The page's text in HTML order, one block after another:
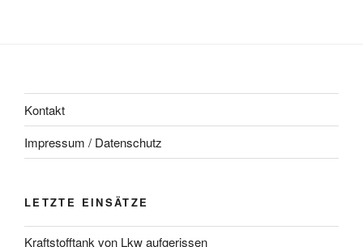
Kontakt
Impressum / Datenschutz
LETZTE EINSÄTZE
Kraftstofftank von Lkw aufgerissen